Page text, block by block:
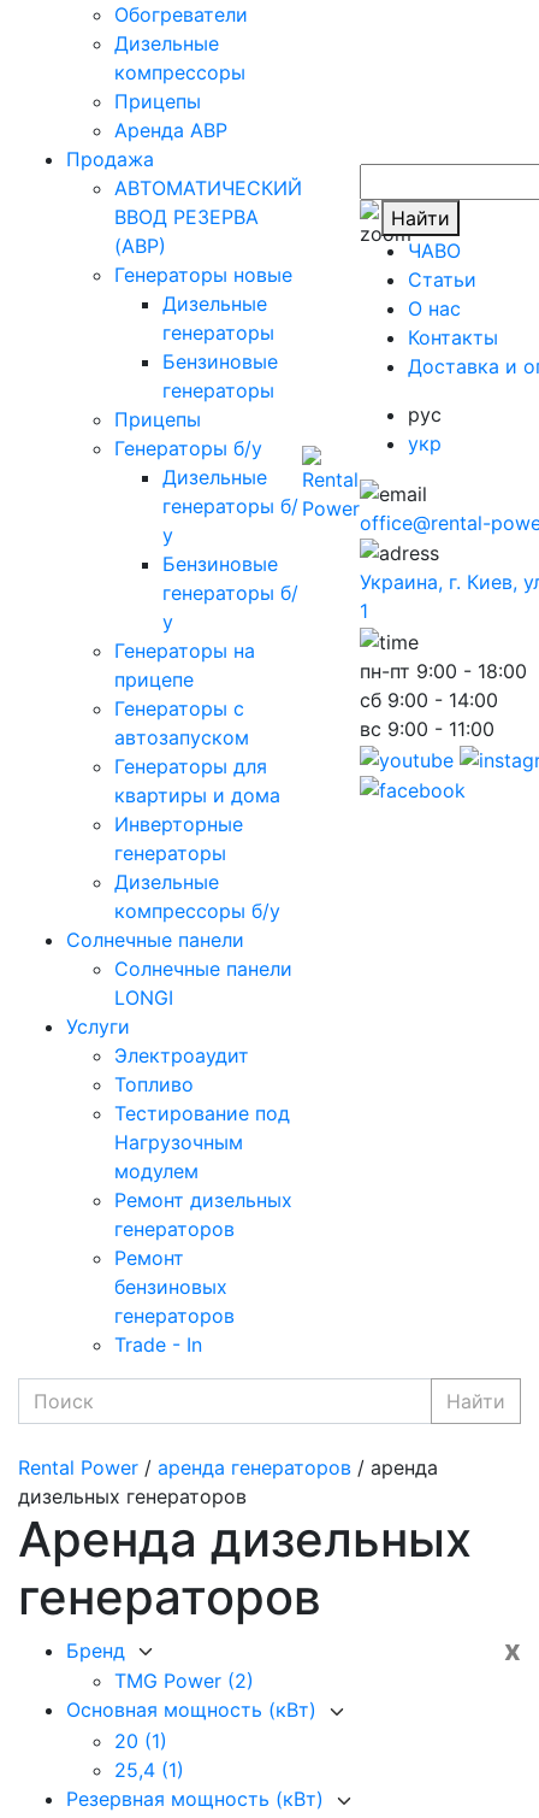
Обогреватели
Дизельные
компрессоры
Прицепы
Аренда АВР
Продажа
АВТОМАТИЧЕСКИЙ
ВВОД РЕЗЕРВА
(АВР)
Генераторы новые
Дизельные
генераторы
Бензиновые
генераторы
Прицепы
Генераторы б/у
Дизельные
генераторы б/
у
Бензиновые
генераторы б/
у
Генераторы на
прицепе
Генераторы с
автозапуском
Генераторы для
квартиры и дома
Инверторные
генераторы
Дизельные
компрессоры б/у
Солнечные панели
Солнечные панели
LONGI
Услуги
Электроаудит
Топливо
Тестирование под
Нагрузочным
модулем
Ремонт дизельных
генераторов
Ремонт
бензиновых
генераторов
Trade - In
Найти
ЧАВО
Cтатьи
O нас
Контакты
Доставка и
рус
укр
office@rental-
Украина, г. Киев,
1
пн-пт 9:00 - 18:00
сб 9:00 - 14:00
вс 9:00 - 11:00
Найти
Rental Power / аренда генераторов / аренда
дизельных генераторов
Аренда дизельных
генераторов
x
Бренд
TMG Power (2)
Основная мощность (кВт)
20 (1)
25,4 (1)
Резервная мощность (кВт)